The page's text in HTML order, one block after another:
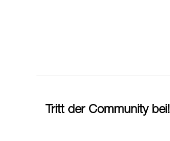
Tritt der Community bei!